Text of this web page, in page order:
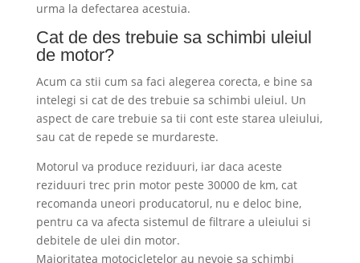
urma la defectarea acestuia.
Cat de des trebuie sa schimbi uleiul
de motor?
Acum ca stii cum sa faci alegerea corecta, e bine sa
intelegi si cat de des trebuie sa schimbi uleiul. Un
aspect de care trebuie sa tii cont este starea uleiului,
sau cat de repede se murdareste.
Motorul va produce reziduuri, iar daca aceste
reziduuri trec prin motor peste 30000 de km, cat
recomanda uneori producatorul, nu e deloc bine,
pentru ca va afecta sistemul de filtrare a uleiului si
debitele de ulei din motor.
Majoritatea motocicletelor au nevoie sa schimbi